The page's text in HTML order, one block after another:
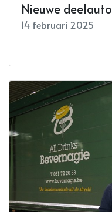
Nieuwe deelauto
14 februari 2025